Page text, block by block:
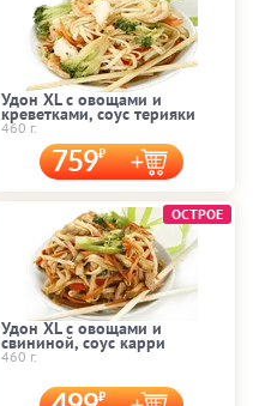
Удон XL с овощами и
креветками, соус терияки
460 г.
759
Удон XL с овощами и
свининой, соус карри
460 г.
ОСТРОЕ